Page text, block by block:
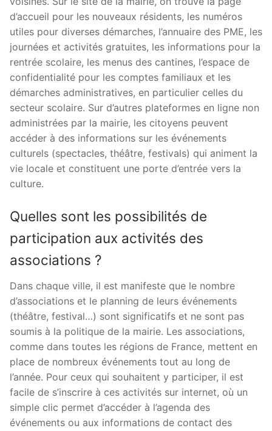
d’accueil pour les nouveaux résidents, les numéros
utiles pour diverses démarches, l’annuaire des PME, les
journées et activités gratuites, les informations pour la
rentrée scolaire, les menus des cantines, l’espace de
confidentialité pour les comptes familiaux et les
démarches administratives, en particulier celles du
secteur scolaire. Sur d’autres plateformes en ligne non
administrées par la mairie, les citoyens peuvent
accéder à des informations sur les événements
culturels (spectacles, théâtre, festivals) qui animent la
vie locale et constituent une porte d’entrée vers la
culture.
Quelles sont les possibilités de
participation aux activités des
associations ?
Dans chaque ville, il est manifeste que le nombre
d’associations et le planning de leurs événements
(théâtre, festival…) sont significatifs et ne sont pas
soumis à la politique de la mairie. Les associations,
comme dans toutes les régions de France, mettent en
place de nombreux événements tout au long de
l’année. Pour ceux qui souhaitent y participer, il est
facile de s’inscrire à ces activités sur internet, où un
simple clic permet d’accéder à l’agenda des
événements ou aux informations de contact des